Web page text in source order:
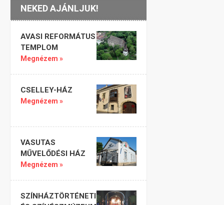
NEKED AJÁNLJUK!
AVASI REFORMÁTUS
TEMPLOM
Megnézem »
CSELLEY-HÁZ
Megnézem »
VASUTAS
MŰVELŐDÉSI HÁZ
Megnézem »
SZÍNHÁZTÖRTÉNETI